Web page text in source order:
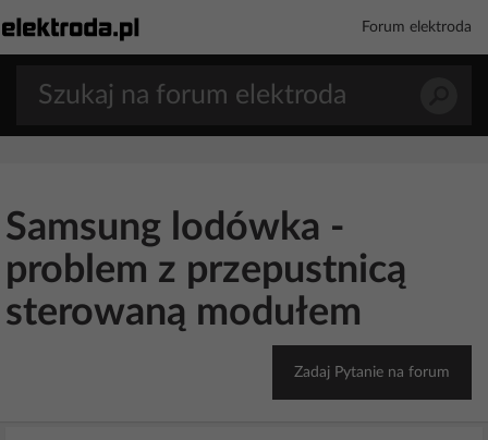
Forum elektroda
Samsung lodówka -
problem z przepustnicą
sterowaną modułem
Zadaj Pytanie na forum